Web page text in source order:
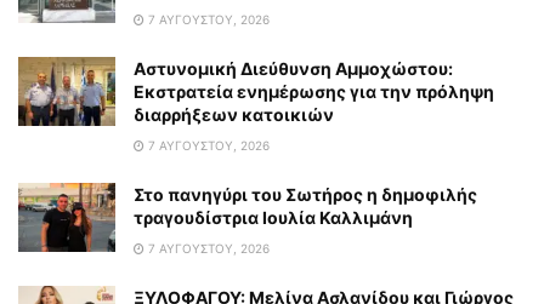
7 ΑΥΓΟΎΣΤΟΥ, 2026
Αστυνομική Διεύθυνση Αμμοχώστου:
Εκστρατεία ενημέρωσης για την πρόληψη
διαρρήξεων κατοικιών
7 ΑΥΓΟΎΣΤΟΥ, 2026
Στο πανηγύρι του Σωτήρος η δημοφιλής
τραγουδίστρια Ιουλία Καλλιμάνη
7 ΑΥΓΟΎΣΤΟΥ, 2026
ΞΥΛΟΦΑΓΟΥ: Μελίνα Ασλανίδου και Γιώργος